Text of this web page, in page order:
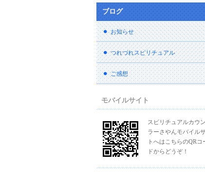
ブログ
お知らせ
つれづれスピリチュアル
ご感想
モバイルサイト
スピリチュアルカウ
ラーさやんモバイル
トへはこちらのQRコ
ドからどうぞ！